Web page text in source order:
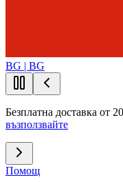
BG | BG
Безплатна доставка от
възползвайте
Помощ